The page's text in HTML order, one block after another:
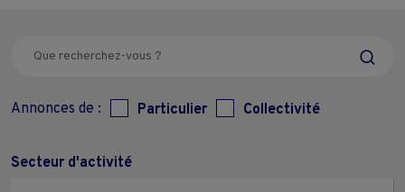
Annonces de : Particulier Collectivité
Secteur d'activité